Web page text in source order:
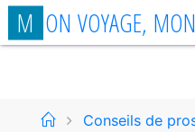
Aller
auM ON VOYAGE, MON
AccueilConseils de